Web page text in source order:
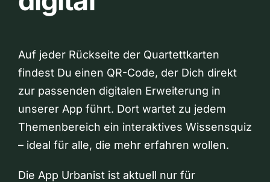
Auf jeder Rückseite der Quartettkarten
findest Du einen QR-Code, der Dich direkt
zur passenden digitalen Erweiterung in
unserer App führt. Dort wartet zu jedem
Themenbereich ein interaktives Wissensquiz
– ideal für alle, die mehr erfahren wollen.
Die App Urbanist ist aktuell nur für